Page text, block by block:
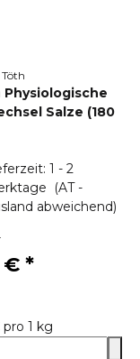
Physiologische
Salze (180
1 - 2
(AT -
abweichend)
€ *
pro 1 kg